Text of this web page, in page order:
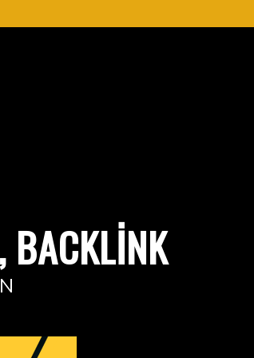
BACKLINK